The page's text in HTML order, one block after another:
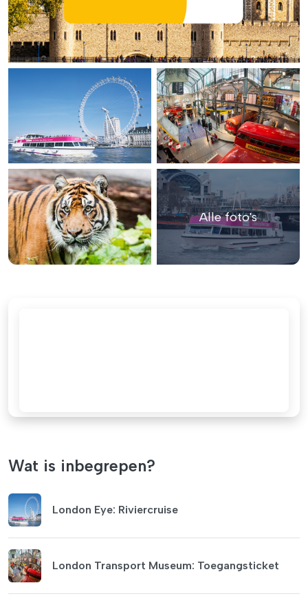
Alle foto's
Wat is inbegrepen?
London Eye: Riviercruise
London Transport Museum: Toegangsticket